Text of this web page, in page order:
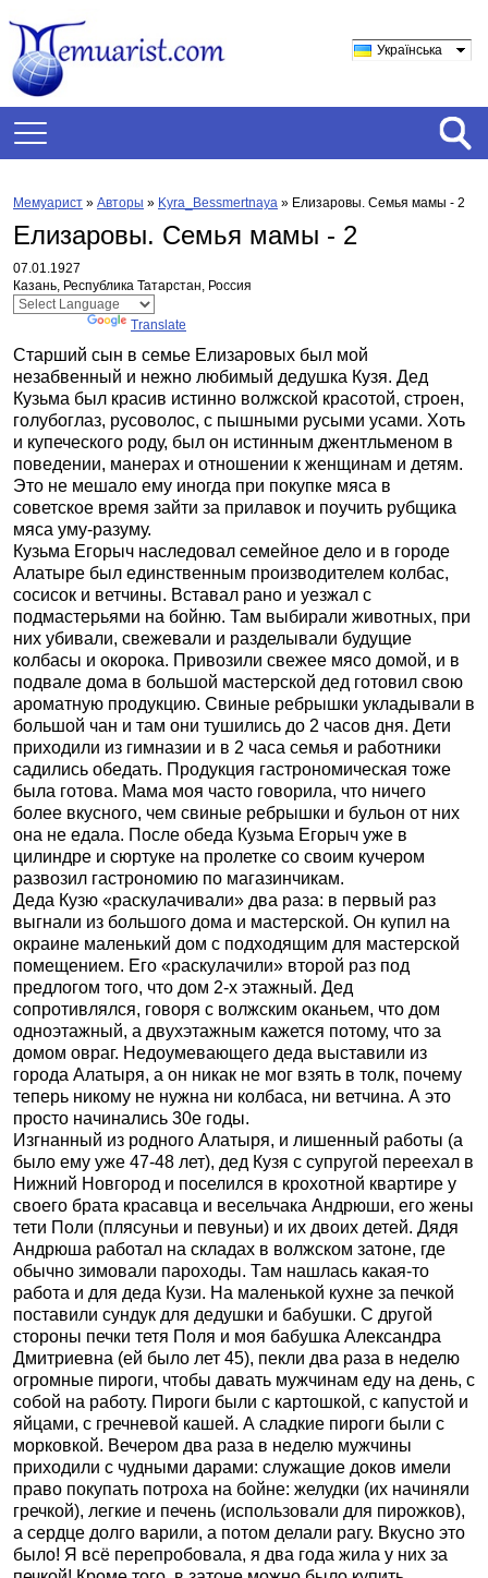
Українська
Мемуарист » Авторы » Kyra_Bessmertnaya » Елизаровы. Семья мамы - 2
Елизаровы. Семья мамы - 2
07.01.1927
Казань, Республика Татарстан, Россия
Translate
Старший сын в семье Елизаровых был мой
незабвенный и нежно любимый дедушка Кузя. Дед
Кузьма был красив истинно волжской красотой, строен,
голубоглаз, русоволос, с пышными русыми усами. Хоть
и купеческого роду, был он истинным джентльменом в
поведении, манерах и отношении к женщинам и детям.
Это не мешало ему иногда при покупке мяса в
советское время зайти за прилавок и поучить рубщика
мяса уму-разуму.
Кузьма Егорыч наследовал семейное дело и в городе
Алатыре был единственным производителем колбас,
сосисок и ветчины. Вставал рано и уезжал с
подмастерьями на бойню. Там выбирали животных, при
них убивали, свежевали и разделывали будущие
колбасы и окорока. Привозили свежее мясо домой, и в
подвале дома в большой мастерской дед готовил свою
ароматную продукцию. Свиные ребрышки укладывали в
большой чан и там они тушились до 2 часов дня. Дети
приходили из гимназии и в 2 часа семья и работники
садились обедать. Продукция гастрономическая тоже
была готова. Мама моя часто говорила, что ничего
более вкусного, чем свиные ребрышки и бульон от них
она не едала. После обеда Кузьма Егорыч уже в
цилиндре и сюртуке на пролетке со своим кучером
развозил гастрономию по магазинчикам.
Деда Кузю «раскулачивали» два раза: в первый раз
выгнали из большого дома и мастерской. Он купил на
окраине маленький дом с подходящим для мастерской
помещением. Его «раскулачили» второй раз под
предлогом того, что дом 2-х этажный. Дед
сопротивлялся, говоря с волжским оканьем, что дом
одноэтажный, а двухэтажным кажется потому, что за
домом овраг. Недоумевающего деда выставили из
города Алатыря, а он никак не мог взять в толк, почему
теперь никому не нужна ни колбаса, ни ветчина. А это
просто начинались 30е годы.
Изгнанный из родного Алатыря, и лишенный работы (а
было ему уже 47-48 лет), дед Кузя с супругой переехал в
Нижний Новгород и поселился в крохотной квартире у
своего брата красавца и весельчака Андрюши, его жены
тети Поли (плясуньи и певуньи) и их двоих детей. Дядя
Андрюша работал на складах в волжском затоне, где
обычно зимовали пароходы. Там нашлась какая-то
работа и для деда Кузи. На маленькой кухне за печкой
поставили сундук для дедушки и бабушки. С другой
стороны печки тетя Поля и моя бабушка Александра
Дмитриевна (ей было лет 45), пекли два раза в неделю
огромные пироги, чтобы давать мужчинам еду на день, с
собой на работу. Пироги были с картошкой, с капустой и
яйцами, с гречневой кашей. А сладкие пироги были с
морковкой. Вечером два раза в неделю мужчины
приходили с чудными дарами: служащие доков имели
право покупать потроха на бойне: желудки (их начиняли
гречкой), легкие и печень (использовали для пирожков),
а сердце долго варили, а потом делали рагу. Вкусно это
было! Я всё перепробовала, я два года жила у них за